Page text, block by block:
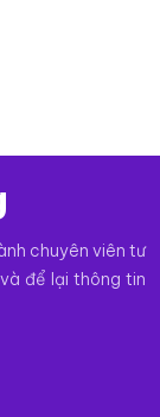
chuyên viên tư
để lại thông tin